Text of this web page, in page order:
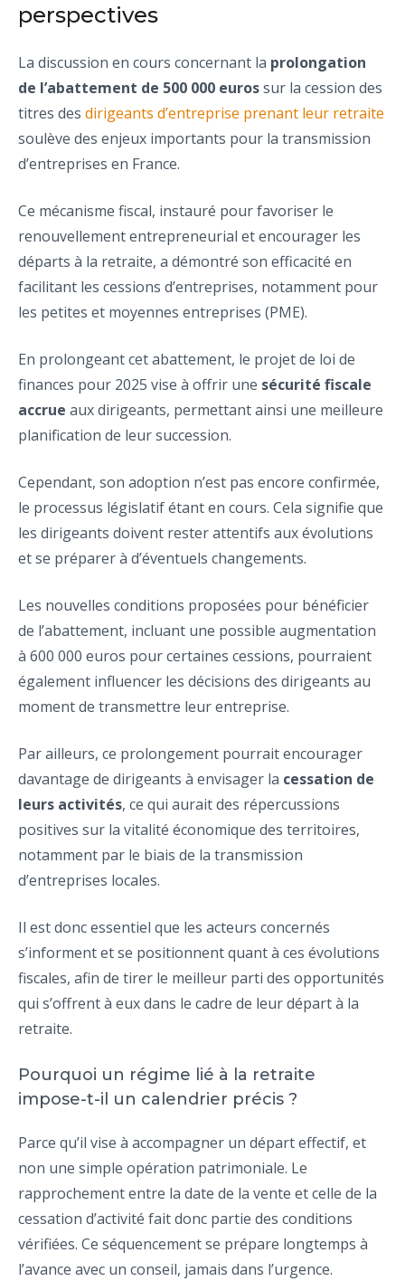
perspectives
La discussion en cours concernant la prolongation
de l’abattement de 500 000 eurossur la cession des
titres des dirigeants d’entreprise prenant leur retraite
soulève des enjeux importants pour la transmission
d’entreprises en France.
Ce mécanisme fiscal, instauré pour favoriser le
renouvellement entrepreneurial et encourager les
départs à la retraite, a démontré son efficacité en
facilitant les cessions d’entreprises, notamment pour
les petites et moyennes entreprises (PME).
En prolongeant cet abattement, le projet de loi de
finances pour 2025 vise à offrir une sécurité fiscale
accrue aux dirigeants, permettant ainsi une meilleure
planification de leur succession.
Cependant, son adoption n’est pas encore confirmée,
le processus législatif étant en cours. Cela signifie que
les dirigeants doivent rester attentifs aux évolutions
et se préparer à d’éventuels changements.
Les nouvelles conditions proposées pour bénéficier
de l’abattement, incluant une possible augmentation
à 600 000 euros pour certaines cessions, pourraient
également influencer les décisions des dirigeants au
moment de transmettre leur entreprise.
Par ailleurs, ce prolongement pourrait encourager
davantage de dirigeants à envisager la cessation de
leurs activités, ce qui aurait des répercussions
positives sur la vitalité économique des territoires,
notamment par le biais de la transmission
d’entreprises locales.
Il est donc essentiel que les acteurs concernés
s’informent et se positionnent quant à ces évolutions
fiscales, afin de tirer le meilleur parti des opportunités
qui s’offrent à eux dans le cadre de leur départ à la
retraite.
Pourquoi un régime lié à la retraite
impose-t-il un calendrier précis ?
Parce qu’il vise à accompagner un départ effectif, et
non une simple opération patrimoniale. Le
rapprochement entre la date de la vente et celle de la
cessation d’activité fait donc partie des conditions
vérifiées. Ce séquencement se prépare longtemps à
l’avance avec un conseil, jamais dans l’urgence.